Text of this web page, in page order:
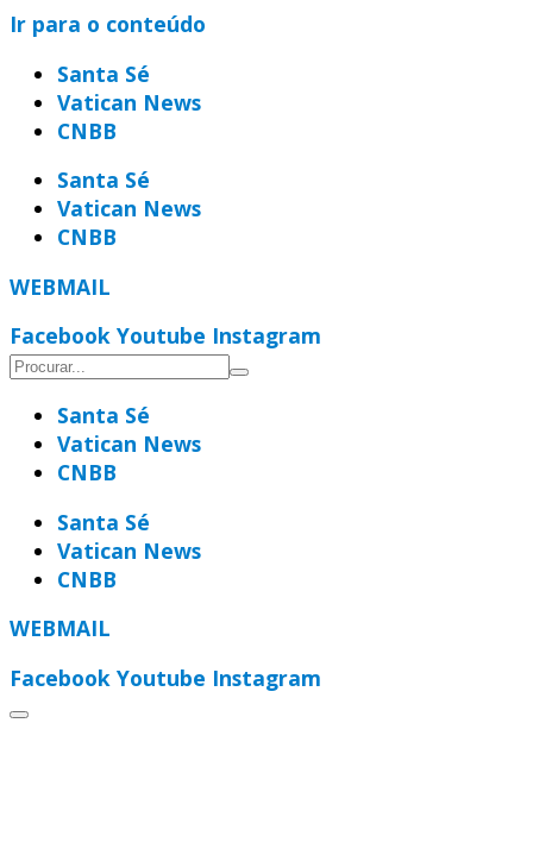
Ir para o conteúdo
Santa Sé
Vatican News
CNBB
Santa Sé
Vatican News
CNBB
WEBMAIL
Facebook Youtube Instagram
Santa Sé
Vatican News
CNBB
Santa Sé
Vatican News
CNBB
WEBMAIL
Facebook Youtube Instagram